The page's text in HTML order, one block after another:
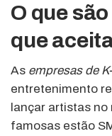
O que
que
As empresas de
entretenimento
lançar artistas no
famosas estão